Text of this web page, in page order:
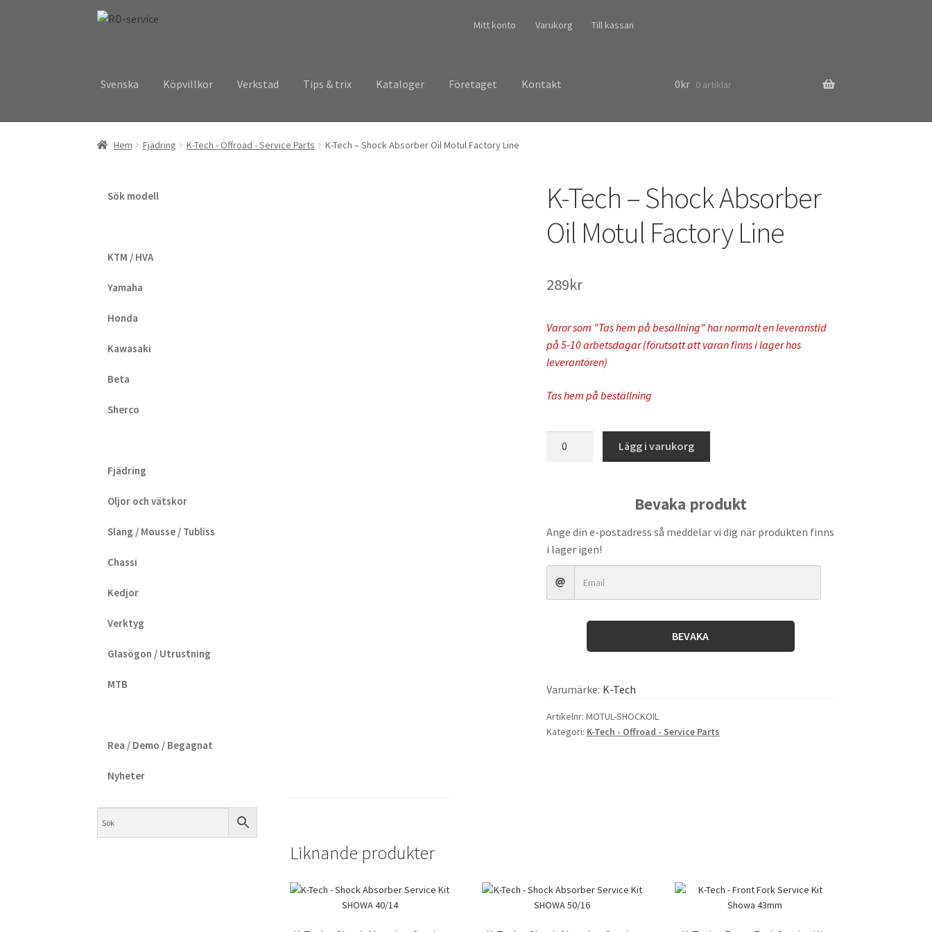
Hoppa
Hoppa
Mitt konto Varukorg Till kassan
Svenska Köpvillkor Verkstad Tips & trix Kataloger Företaget Kontakt 0kr 0 artiklar
Hem Fjädring K-Tech - Offroad - Service Parts K-Tech – Shock Absorber Oil Motul Factory Line
K-Tech – Shock Absorber
Oil Motul Factory Line
289kr
Varor som "Tas hem på besällning" har normalt en leveranstid
på 5-10 arbetsdagar (förutsatt att varan finns i lager hos
leverantören)
Tas hem på beställning
Oil
Motul
Factory
Line
Lägg i varukorg
Bevaka produkt
Ange din e-postadress så meddelar vi dig när produkten finns
i lager igen!
BEVAKA
Varumärke: K-Tech
Artikelnr: MOTUL-SHOCKOIL
Kategori: K-Tech - Offroad - Service Parts
Liknande produkter
Sök modell
KTM / HVA
Yamaha
Honda
Kawasaki
Beta
Sherco
Fjädring
Oljor och vätskor
Slang / Mousse / Tubliss
Chassi
Kedjor
Verktyg
Glasögon / Utrustning
MTB
Rea / Demo / Begagnat
Nyheter